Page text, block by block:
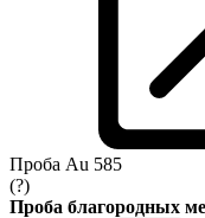
Проба Au 585
(?)
Проба благородных